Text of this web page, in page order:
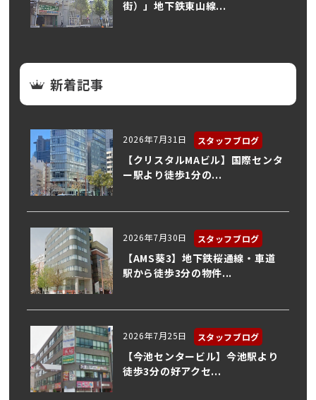
街）」地下鉄東山線...
新着記事
2026年7月31日 スタッフブログ
【クリスタルMAビル】国際センタ
ー駅より徒歩1分の...
2026年7月30日 スタッフブログ
【AMS葵3】地下鉄桜通線・車道
駅から徒歩3分の物件...
2026年7月25日 スタッフブログ
【今池センタービル】今池駅より
徒歩3分の好アクセ...